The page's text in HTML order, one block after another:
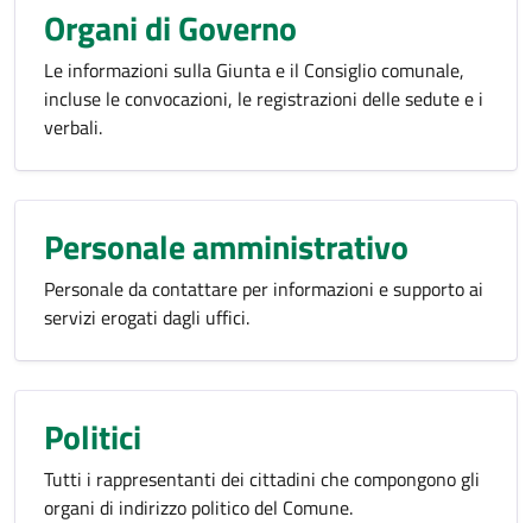
Organi di Governo
Le informazioni sulla Giunta e il Consiglio comunale,
incluse le convocazioni, le registrazioni delle sedute e i
verbali.
Personale amministrativo
Personale da contattare per informazioni e supporto ai
servizi erogati dagli uffici.
Politici
Tutti i rappresentanti dei cittadini che compongono gli
organi di indirizzo politico del Comune.